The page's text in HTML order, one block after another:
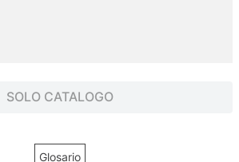
SOLO CATALOGO
Glosario